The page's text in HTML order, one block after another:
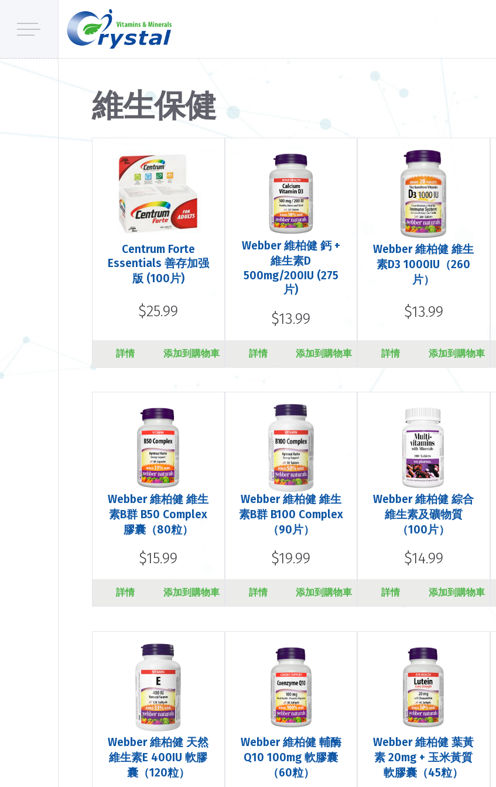
維生保健
Centrum Forte
Essentials 善存加强
版 (100片)
$25.99
詳情 添加到購物車
Webber 維柏健 鈣 +
維生素D
500mg/200IU (275
片)
$13.99
詳情 添加到購物車
Webber 維柏健 維生
素D3 1000IU（260
片）
$13.99
詳情 添加到購物車
Webber 維柏健 維生
素B群 B50 Complex
膠囊（80粒）
$15.99
詳情 添加到購物車
Webber 維柏健 維生
素B群 B100 Complex
（90片）
$19.99
詳情 添加到購物車
Webber 維柏健 綜合
維生素及礦物質
（100片）
$14.99
詳情 添加到購物車
Webber 維柏健 天然
維生素E 400IU 軟膠
囊（120粒）
Webber 維柏健 輔酶
Q10 100mg 軟膠囊
（60粒）
Webber 維柏健 葉黃
素 20mg + 玉米黃質
軟膠囊（45粒）